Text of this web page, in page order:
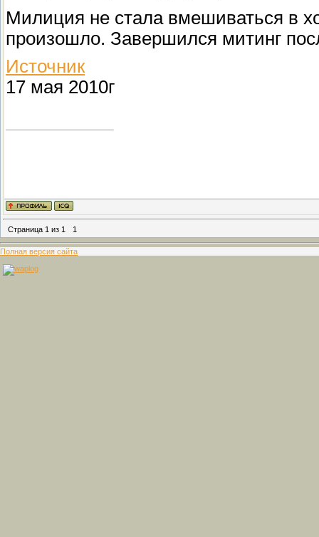
Милиция не стала вмешиваться в
произошло. Завершился митинг
Источник
17 мая 2010г
Страница 1 из 1 1
Полная версия сайта